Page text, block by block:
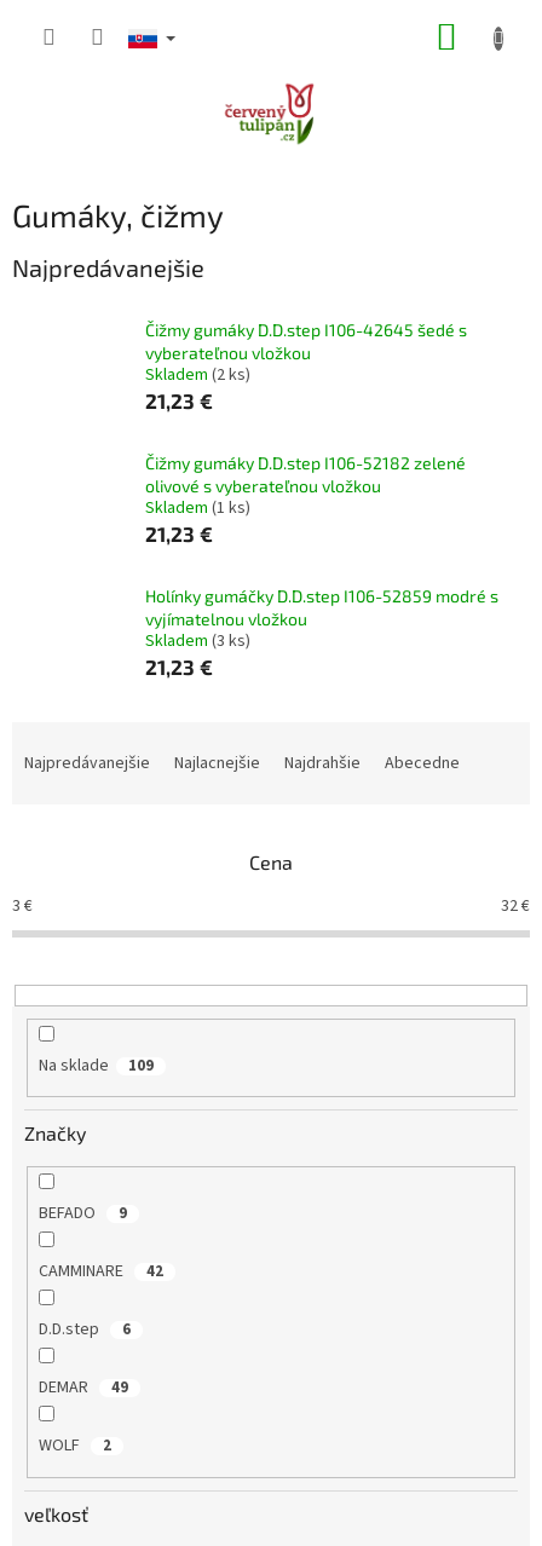
Gumáky, čižmy
Najpredávanejšie
Čižmy gumáky D.D.step I106-42645 šedé s
vyberateľnou vložkou
Skladem (2 ks)
21,23 €
Čižmy gumáky D.D.step I106-52182 zelené
olivové s vyberateľnou vložkou
Skladem (1 ks)
21,23 €
Holínky gumáčky D.D.step I106-52859 modré s
vyjímatelnou vložkou
Skladem (3 ks)
21,23 €
e
p
r
d
Najpredávanejšie Najlacnejšie Najdrahšie Abecedne
Cena
3 € 32€
Na sklade 109
Značky
BEFADO 9
CAMMINARE 42
D.D.step 6
DEMAR 49
WOLF 2
veľkosť